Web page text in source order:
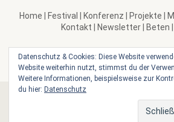
Home Festival Konferenz Projekte
Kontakt
Newsletter Beten
© 2026 GIG – Gott ist gut. Initiative Ostwind
Datenschutz
Datenschutz & Cookies: Diese Website
Website weiterhin nutzt, stimmst du der
Weitere Informationen, beispielsweise zur
du hier: Datenschutz